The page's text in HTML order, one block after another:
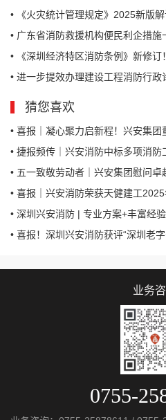
• 《火灾统计管理规定》2025新版解读
• 广东省消防救援机构便民利企措施
• 《深圳经济特区消防条例》新修订！2023年11月1日起施行，企业单位未进行年度消防检测将面
• 进一步提效办理建设工程消防行政许可及备案
猜您喜欢
• 喜报｜凝心聚力启新程！兴安集团董事长郭伟强荣任
• 捷报频传｜兴安消防中标多项消防工程项目，
• 五一致敬劳动者｜兴安集团慰问卓越和奕府项目
• 喜报｜兴安消防荣获天健建工2025年度优秀
• 深圳兴安消防 | 专业方案+丰富经验+全程服务
• 喜报！深圳兴安消防获评“深圳老字号”，
业务
0755-